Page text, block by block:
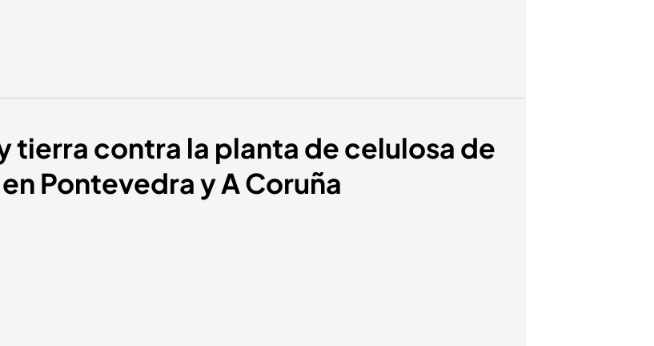
tierra contra la planta de celulosa de
Pontevedra y A Coruña